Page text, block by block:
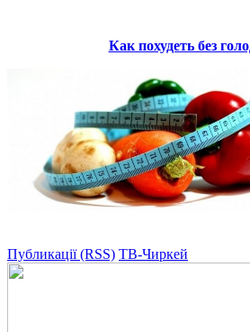
Как похудеть без
Публикації (RSS) ТВ-Чиркей